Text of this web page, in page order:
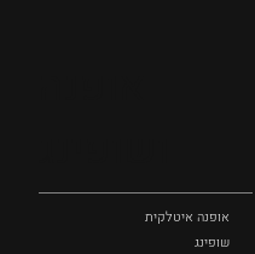
אופנה איטלקית
שופינג